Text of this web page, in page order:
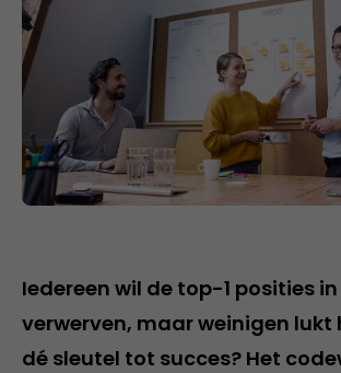
Iedereen wil de top-1 posities
verwerven, maar weinigen lukt
dé sleutel tot succes? Het